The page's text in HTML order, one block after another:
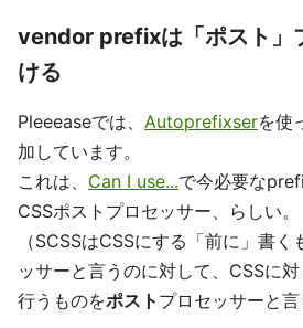
vendor prefixは「ポスト」
ける
Pleeeaseでは、 Autoprefixserを使
加しています。
これは、 Can I use...で今必要な
CSSポストプロセッサー、らしい。
（SCSSはCSSにする「前に」書く
ッサーと言うのに対して、CSSに
行うものをポスト プロセッサーと言